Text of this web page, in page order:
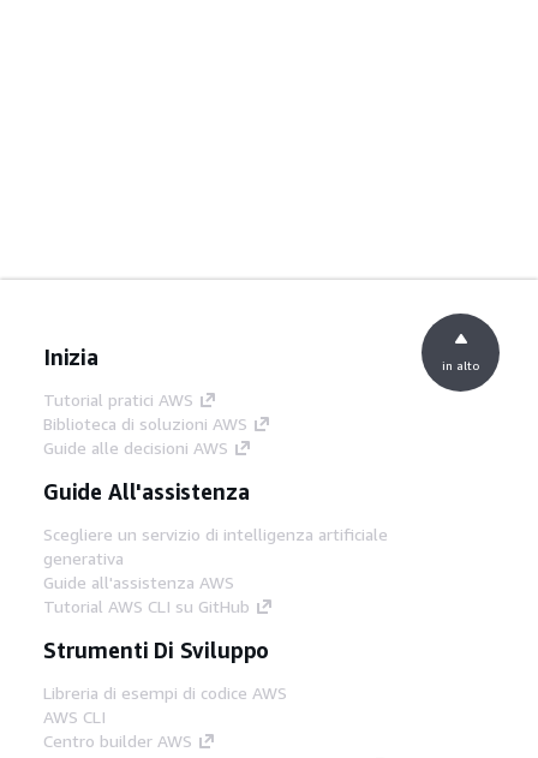
Inizia
Tutorial pratici AWS
Biblioteca di soluzioni AWS
Guide alle decisioni AWS
Guide All'assistenza
Scegliere un servizio di intelligenza artificiale
generativa
Guide all'assistenza AWS
Tutorial AWS CLI su GitHub
Strumenti Di Sviluppo
Libreria di esempi di codice AWS
AWS CLI
Centro builder AWS
in alto